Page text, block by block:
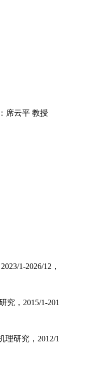
席云平 教授
2023/1-2026/12 ，
究， 2015/1-201
理研究， 2012/1